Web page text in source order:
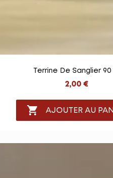
Terrine De Sanglier 90
2,00 €
 AJOUTER AU